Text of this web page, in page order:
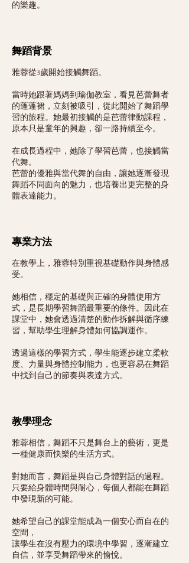
的樂趣。
舞蹈背景
雅蓉從3歲開始接觸舞蹈。
當時她跟著媽媽到瑜伽教室，看見芭蕾舞者
的蓬蓬裙，立刻被吸引，從此開始了舞蹈學
習的旅程。她最初接觸的是芭蕾律動課程，
原本只是童年的興趣，卻一路持續至今。
在成長過程中，她除了學習芭蕾，也接觸當
代舞。
芭蕾的優雅與當代舞的自由，讓她逐漸發現
舞蹈不同面向的魅力，也培養出更完整的身
體表達能力。
專業方法
在教學上，雅蓉特別重視基礎動作與身體感
受。
她相信，穩定的基礎與正確的身體使用方
式，是長期學習舞蹈最重要的條件。因此在
課堂中，她會透過清楚的動作拆解與循序練
習，幫助學生理解身體如何協調運作。
透過這樣的學習方式，學生能逐步建立柔軟
度、力量與身體控制能力，也更容易在舞蹈
中找到自己的節奏與表達方式。
教學理念
雅蓉相信，舞蹈不只是舞台上的藝術，更是
一種健康而快樂的生活方式。
對她而言，舞蹈是與自己身體對話的過程。
只要給身體時間與耐心，每個人都能在舞蹈
中發現新的可能。
她希望自己的課堂能成為一個安心而自在的
空間，
讓學生在沒有壓力的環境中學習，逐漸建立
自信，並享受舞蹈帶來的愉悅。